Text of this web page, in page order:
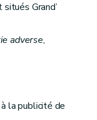
Grand’
adverse,
la publicité de